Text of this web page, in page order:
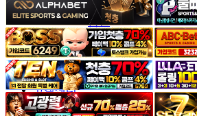
후방주의
움짤
스포츠
기타
야썰
고객센터